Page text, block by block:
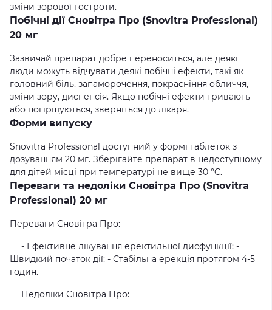
зміни зорової гостроти.
Побічні дії Сновітра Про (Snovitra Professional)
20 мг
Зазвичай препарат добре переноситься, але деякі
люди можуть відчувати деякі побічні ефекти, такі як
головний біль, запаморочення, покрасніння обличчя,
зміни зору, диспепсія. Якщо побічні ефекти тривають
або погіршуються, зверніться до лікаря.
Форми випуску
Snovitra Professional доступний у формі таблеток з
дозуванням 20 мг. Зберігайте препарат в недоступному
для дітей місці при температурі не вище 30 °C.
Переваги та недоліки Сновітра Про (Snovitra
Professional) 20 мг
Переваги Сновітра Про:
- Ефективне лікування еректильної дисфункції; -
Швидкий початок дії; - Стабільна ерекція протягом 4-5
годин.
Недоліки Сновітра Про: